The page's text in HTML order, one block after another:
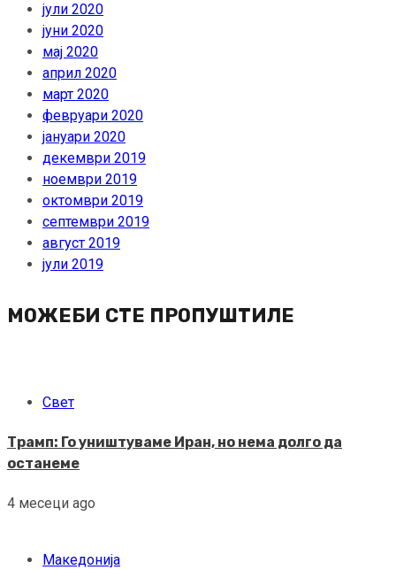
јули 2020
јуни 2020
мај 2020
април 2020
март 2020
февруари 2020
јануари 2020
декември 2019
ноември 2019
октомври 2019
септември 2019
август 2019
јули 2019
МОЖЕБИ СТЕ ПРОПУШТИЛЕ
Свет
Трамп: Го уништуваме Иран, но нема долго да
останеме
4 месеци ago
Македонија